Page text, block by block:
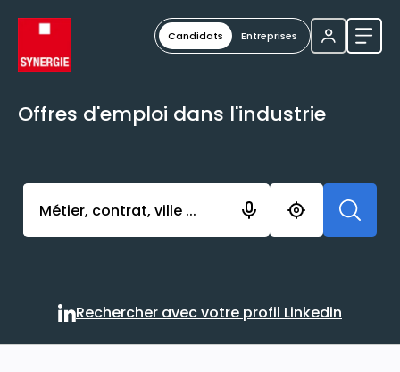
Candidats Entreprises
Offres d'emploi dans l'industrie
Activer l’élément pour lancer l’enregistrement.
Rechercher avec votre
Rechercher avec votre profil Linkedin